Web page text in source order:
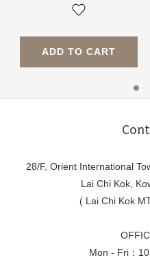
ADD TO CART
28/F, Orient International
Lai Chi Kok,
( Lai Chi Kok
Mon - Fri：